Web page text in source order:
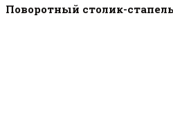
Поворотный столик-стапель